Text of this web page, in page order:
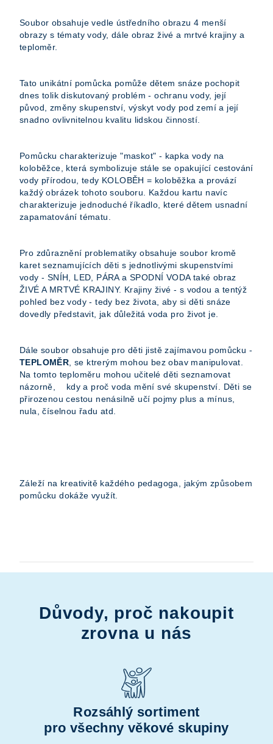
Soubor obsahuje vedle ústředního obrazu 4 menší
obrazy s tématy vody, dále obraz živé a mrtvé krajiny a
teploměr.
Tato unikátní pomůcka pomůže dětem snáze pochopit
dnes tolik diskutovaný problém - ochranu vody, její
původ, změny skupenství, výskyt vody pod zemí a její
snadno ovlivnitelnou kvalitu lidskou činností.
Pomůcku charakterizuje "maskot" - kapka vody na
koloběžce, která symbolizuje stále se opakující cestování
vody přírodou, tedy KOLOBĚH = koloběžka a provází
každý obrázek tohoto souboru. Každou kartu navíc
charakterizuje jednoduché říkadlo, které dětem usnadní
zapamatování tématu.
Pro zdůraznění problematiky obsahuje soubor kromě
karet seznamujících děti s jednotlivými skupenstvími
vody - SNÍH, LED, PÁRA a SPODNÍ VODA také obraz
ŽIVÉ A MRTVÉ KRAJINY. Krajiny živé - s vodou a tentýž
pohled bez vody - tedy bez života, aby si děti snáze
dovedly představit, jak důležitá voda pro život je.
Dále soubor obsahuje pro děti jistě zajímavou pomůcku -
TEPLOMĚR , se ktrerým mohou bez obav manipulovat.
Na tomto teploměru mohou učitelé děti seznamovat
názorně, kdy a proč voda mění své skupenství. Děti se
přirozenou cestou nenásilně učí pojmy plus a mínus,
nula, číselnou řadu atd.
Záleží na kreativitě každého pedagoga, jakým způsobem
pomůcku dokáže využít.
Důvody, proč nakoupit
zrovna u nás
Rozsáhlý sortiment
pro všechny věkové skupiny